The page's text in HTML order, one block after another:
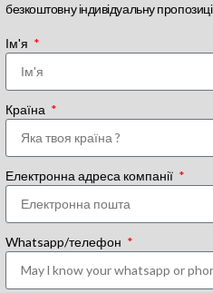
безкоштовну індивідуальну
Ім'я
Країна
Електронна адреса компанії
Whatsapp/телефон